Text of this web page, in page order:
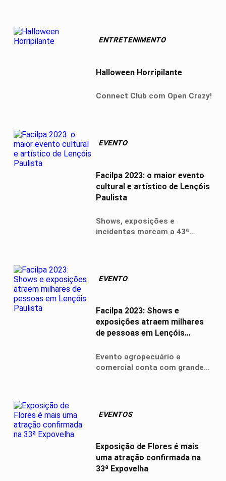
homenagens e atividades para
ENTRETENIMENTO
Halloween Horripilante
Connect Club com Open Crazy!
EVENTO
Facilpa 2023: o maior evento
cultural e artístico de Lençóis
Paulista
Shows, exposições e
incidentes marcam a 43ª
evento lucrativo
EVENTO
Facilpa 2023: Shows e
exposições atraem milhares
de pessoas em Lençóis
Evento agropecuário e
comercial conta com grandes
entre o público
EVENTOS
Exposição de Flores é mais
uma atração confirmada na
33ª Expovelha